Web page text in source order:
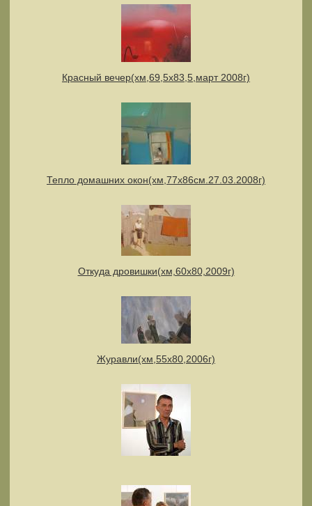
Красный вечер(хм,69,5х83,5,март 2008г)
Тепло домашних окон(хм,77х86см.27.03.2008г)
Откуда дровишки(хм,60х80,2009г)
Журавли(хм,55х80,2006г)